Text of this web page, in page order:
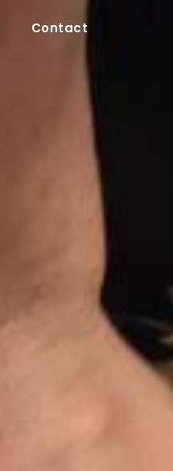
Contact